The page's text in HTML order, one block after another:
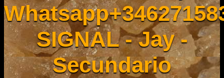
SIGNAL - Jay -
Secundario